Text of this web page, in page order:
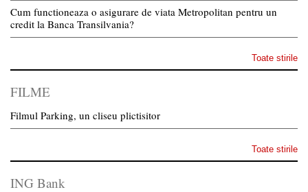
Cum functioneaza o asigurare de viata Metropolitan pentru un
credit la Banca Transilvania?
Toate stirile
FILME
Filmul Parking, un cliseu plictisitor
Toate stirile
ING Bank